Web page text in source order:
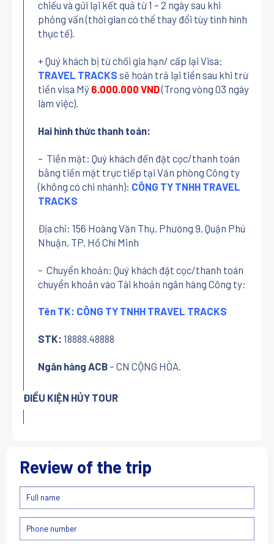
chiếu và gửi lại kết quả từ 1 – 2 ngày sau khi
phỏng vấn (thời gian có thể thay đổi tùy tình hình
thực tế).
+ Quý khách bị từ chối gia hạn/ cấp lại Visa:
TRAVEL TRACKS sẽ hoàn trả lại tiền sau khi trừ
tiền visa Mỹ 6.000.000 VND(Trong vòng 03 ngày
làm việc).
Hai hình thức thanh toán:
– Tiền mặt: Quý khách đến đặt cọc/thanh toán
bằng tiền mặt trực tiếp tại Văn phòng Công ty
(không có chi nhánh): CÔNG TY TNHH TRAVEL
TRACKS
Địa chỉ: 156 Hoàng Văn Thụ, Phường 9, Quận Phú
Nhuận, TP. Hồ Chí Minh
– Chuyển khoản: Quý khách đặt cọc/thanh toán
chuyển khoản vào Tài khoản ngân hàng Công ty:
Tên TK: CÔNG TY TNHH TRAVEL TRACKS
STK: 18888.48888
Ngân hàng ACB – CN CỘNG HÒA.
ĐIỀU KIỆN HỦY TOUR
Review of the trip